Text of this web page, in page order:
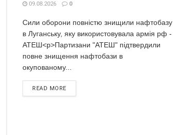
09.08.2026 0
Сили оборони повністю знищили нафтобазу
в Луганську, яку використовувала армія рф -
АТЕШ<p>Партизани "АТЕШ" підтвердили
повне знищення нафтобази в
окупованому...
READ MORE